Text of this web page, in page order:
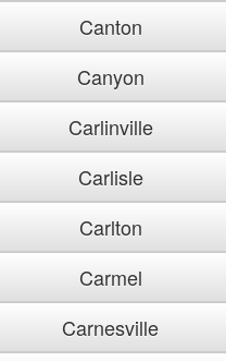
Canton
Canyon
Carlinville
Carlisle
Carlton
Carmel
Carnesville